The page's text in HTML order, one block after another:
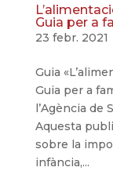
Guia per a
23 febr. 2021
Guia
Guia per a
l’Agència de
Aquesta
sobre la
infància,...